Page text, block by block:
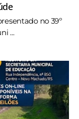
no 39º
...